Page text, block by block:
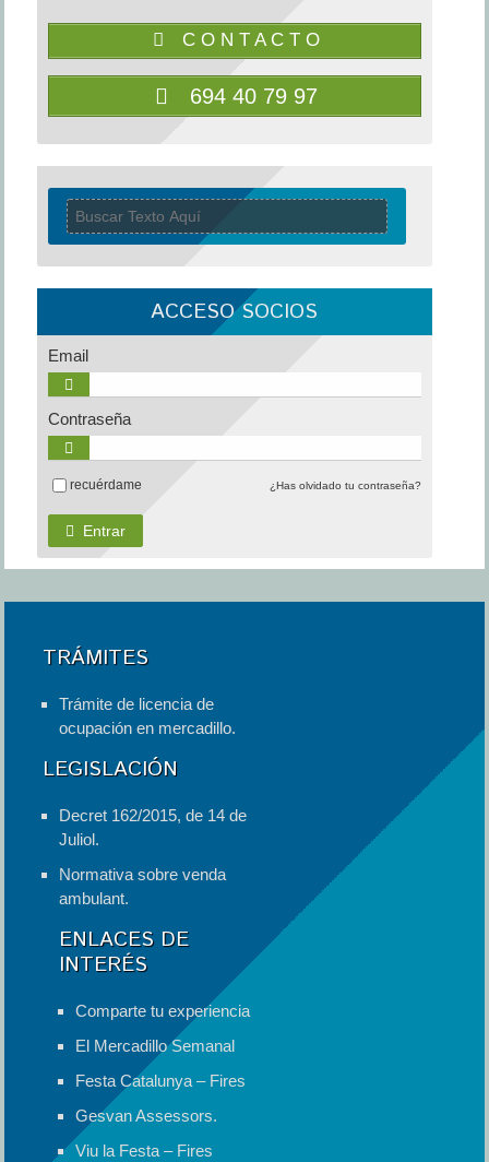
C O N T A C T O
694 40 79 97
ACCESO SOCIOS
Email
Contraseña
recuérdame ¿Has olvidado tu contraseña?
Entrar
TRÁMITES
Trámite de licencia de
ocupación en mercadillo.
LEGISLACIÓN
Decret 162/2015, de 14 de
Juliol.
Normativa sobre venda
ambulant.
ENLACES DE
INTERÉS
Comparte tu experiencia
El Mercadillo Semanal
Festa Catalunya – Fires
Gesvan Assessors.
Viu la Festa – Fires